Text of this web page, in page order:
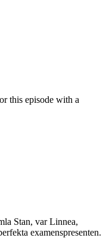
this episode with a
Stan, var Linnea,
examenspresenten.